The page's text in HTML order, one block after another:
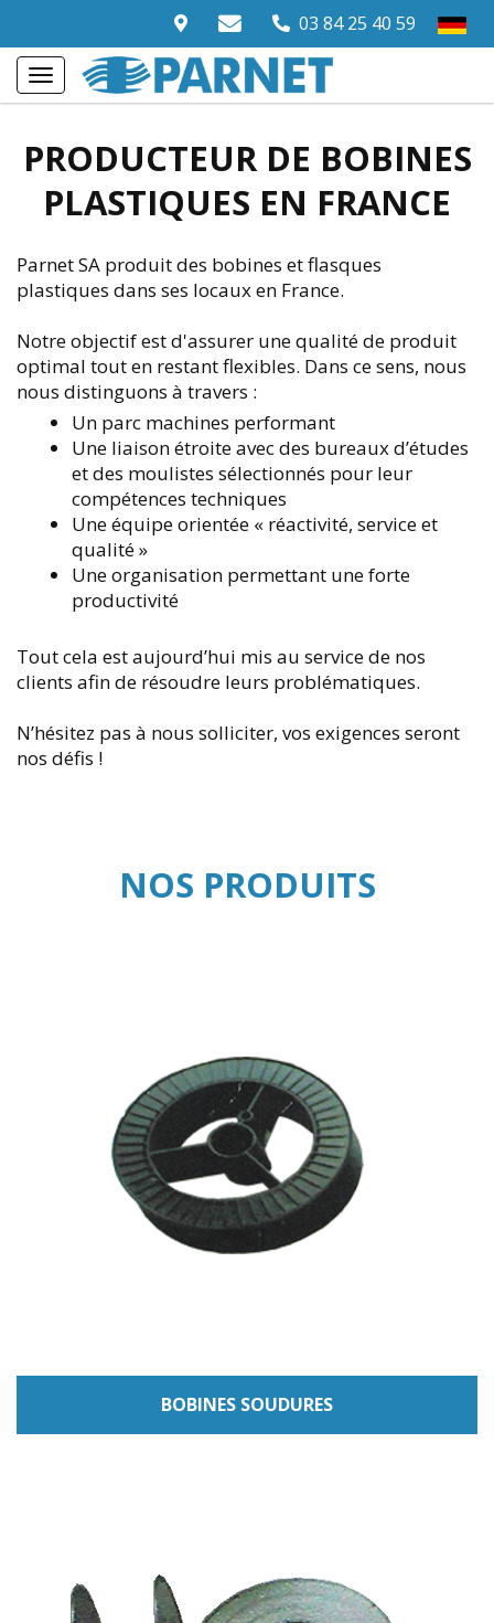
03 84 25 40 59
PRODUCTEUR DE BOBINES
PLASTIQUES EN FRANCE
Parnet SA produit des bobines et flasques
plastiques dans ses locaux en France.
Notre objectif est d'assurer une qualité de produit
optimal tout en restant flexibles. Dans ce sens, nous
nous distinguons à travers :
Un parc machines performant
Une liaison étroite avec des bureaux d’études
et des moulistes sélectionnés pour leur
compétences techniques
Une équipe orientée « réactivité, service et
qualité »
Une organisation permettant une forte
productivité
Tout cela est aujourd’hui mis au service de nos
clients afin de résoudre leurs problématiques.
N’hésitez pas à nous solliciter, vos exigences seront
nos défis !
NOS PRODUITS
BOBINES SOUDURES